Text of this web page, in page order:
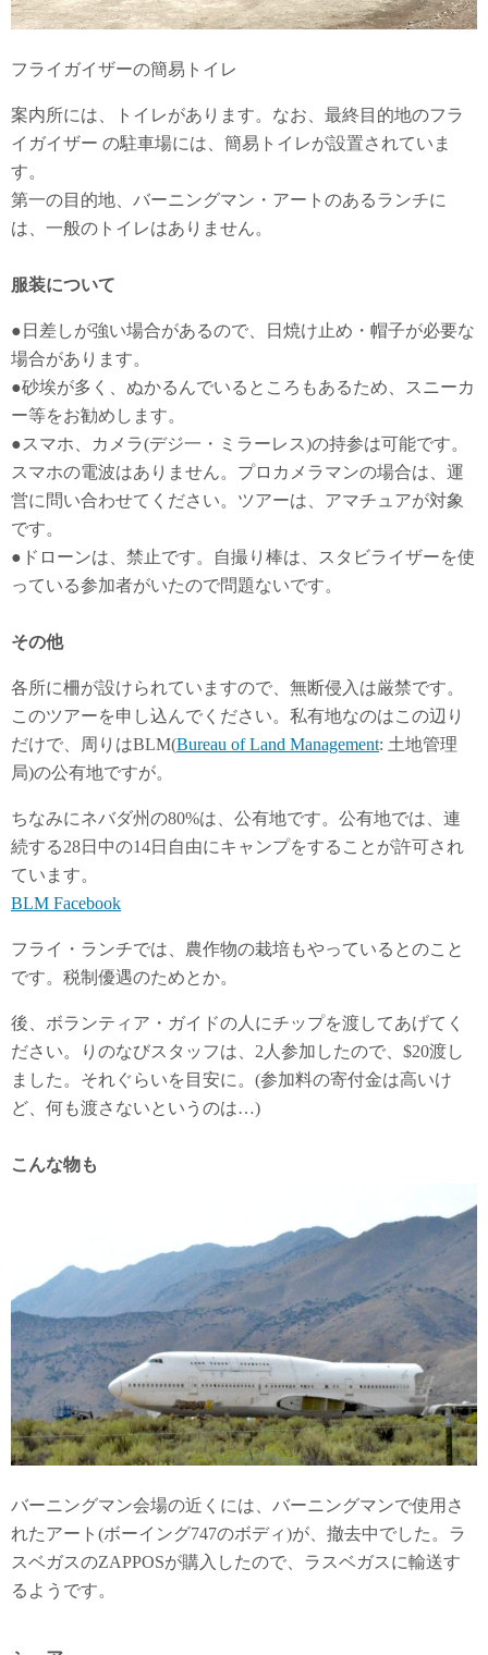
フライガイザーの簡易トイレ
案内所には、トイレがあります。なお、最終目的地のフラ
イガイザー の駐車場には、簡易トイレが設置されていま
す。
第一の目的地、バーニングマン・アートのあるランチに
は、一般のトイレはありません。
服装について
●日差しが強い場合があるので、日焼け止め・帽子が必要な
場合があります。
●砂埃が多く、ぬかるんでいるところもあるため、スニーカ
ー等をお勧めします。
●スマホ、カメラ(デジ一・ミラーレス)の持参は可能です。
スマホの電波はありません。プロカメラマンの場合は、運
営に問い合わせてください。ツアーは、アマチュアが対象
です。
●ドローンは、禁止です。自撮り棒は、スタビライザーを使
っている参加者がいたので問題ないです。
その他
各所に柵が設けられていますので、無断侵入は厳禁です。
このツアーを申し込んでください。私有地なのはこの辺り
だけで、周りはBLM(Bureau of Land Management: 土地管理
局)の公有地ですが。
ちなみにネバダ州の80%は、公有地です。公有地では、連
続する28日中の14日自由にキャンプをすることが許可され
ています。
BLM Facebook
フライ・ランチでは、農作物の栽培もやっているとのこと
です。税制優遇のためとか。
後、ボランティア・ガイドの人にチップを渡してあげてく
ださい。りのなびスタッフは、2人参加したので、$20渡し
ました。それぐらいを目安に。(参加料の寄付金は高いけ
ど、何も渡さないというのは…)
こんな物も
バーニングマン会場の近くには、バーニングマンで使用さ
れたアート(ボーイング747のボディ)が、撤去中でした。ラ
スベガスのZAPPOSが購入したので、ラスベガスに輸送す
るようです。